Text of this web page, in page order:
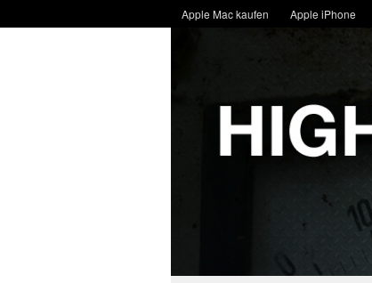
Apple Mac kaufen Apple iPhone